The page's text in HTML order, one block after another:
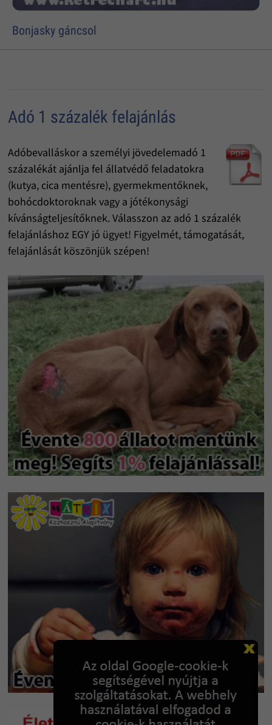
Bonjasky gáncsol
Adó 1 százalék felajánlás
Adóbevalláskor a személyi jövedelemadó 1
százalékát ajánlja fel állatvédő feladatokra
(kutya, cica mentésre), gyermekmentőknek,
bohócdoktoroknak vagy a jótékonysági
kívánságteljesítőknek. Válasszon az adó 1 százalék
felajánláshoz EGY jó ügyet! Figyelmét, támogatását,
felajánlását köszönjük szépen!